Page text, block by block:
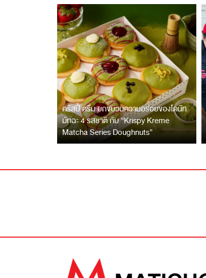
คริสปี้ ครีม ยกขบวนความอร่อยของโดนัท
มัทฉะ 4 รสชาติ กับ “Krispy Kreme
Matcha Series Doughnuts”